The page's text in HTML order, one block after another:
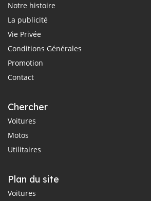
Notre histoire
La publicité
Vie Privée
Conditions Générales
Promotion
Contact
Chercher
Voitures
Motos
Utilitaires
Plan du site
Voitures